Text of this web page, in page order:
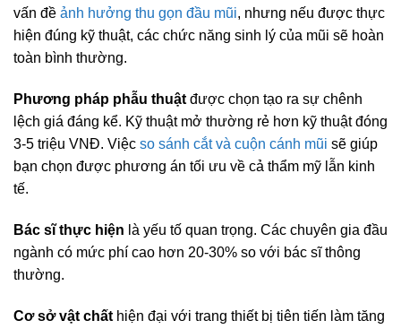
vấn đề ảnh hưởng thu gọn đầu mũi, nhưng nếu được thực
hiện đúng kỹ thuật, các chức năng sinh lý của mũi sẽ hoàn
toàn bình thường.
Phương pháp phẫu thuật được chọn tạo ra sự chênh
lệch giá đáng kể. Kỹ thuật mở thường rẻ hơn kỹ thuật đóng
3-5 triệu VNĐ. Việc so sánh cắt và cuộn cánh mũi sẽ giúp
bạn chọn được phương án tối ưu về cả thẩm mỹ lẫn kinh
tế.
Bác sĩ thực hiện là yếu tố quan trọng. Các chuyên gia đầu
ngành có mức phí cao hơn 20-30% so với bác sĩ thông
thường.
Cơ sở vật chất hiện đại với trang thiết bị tiên tiến làm tăng